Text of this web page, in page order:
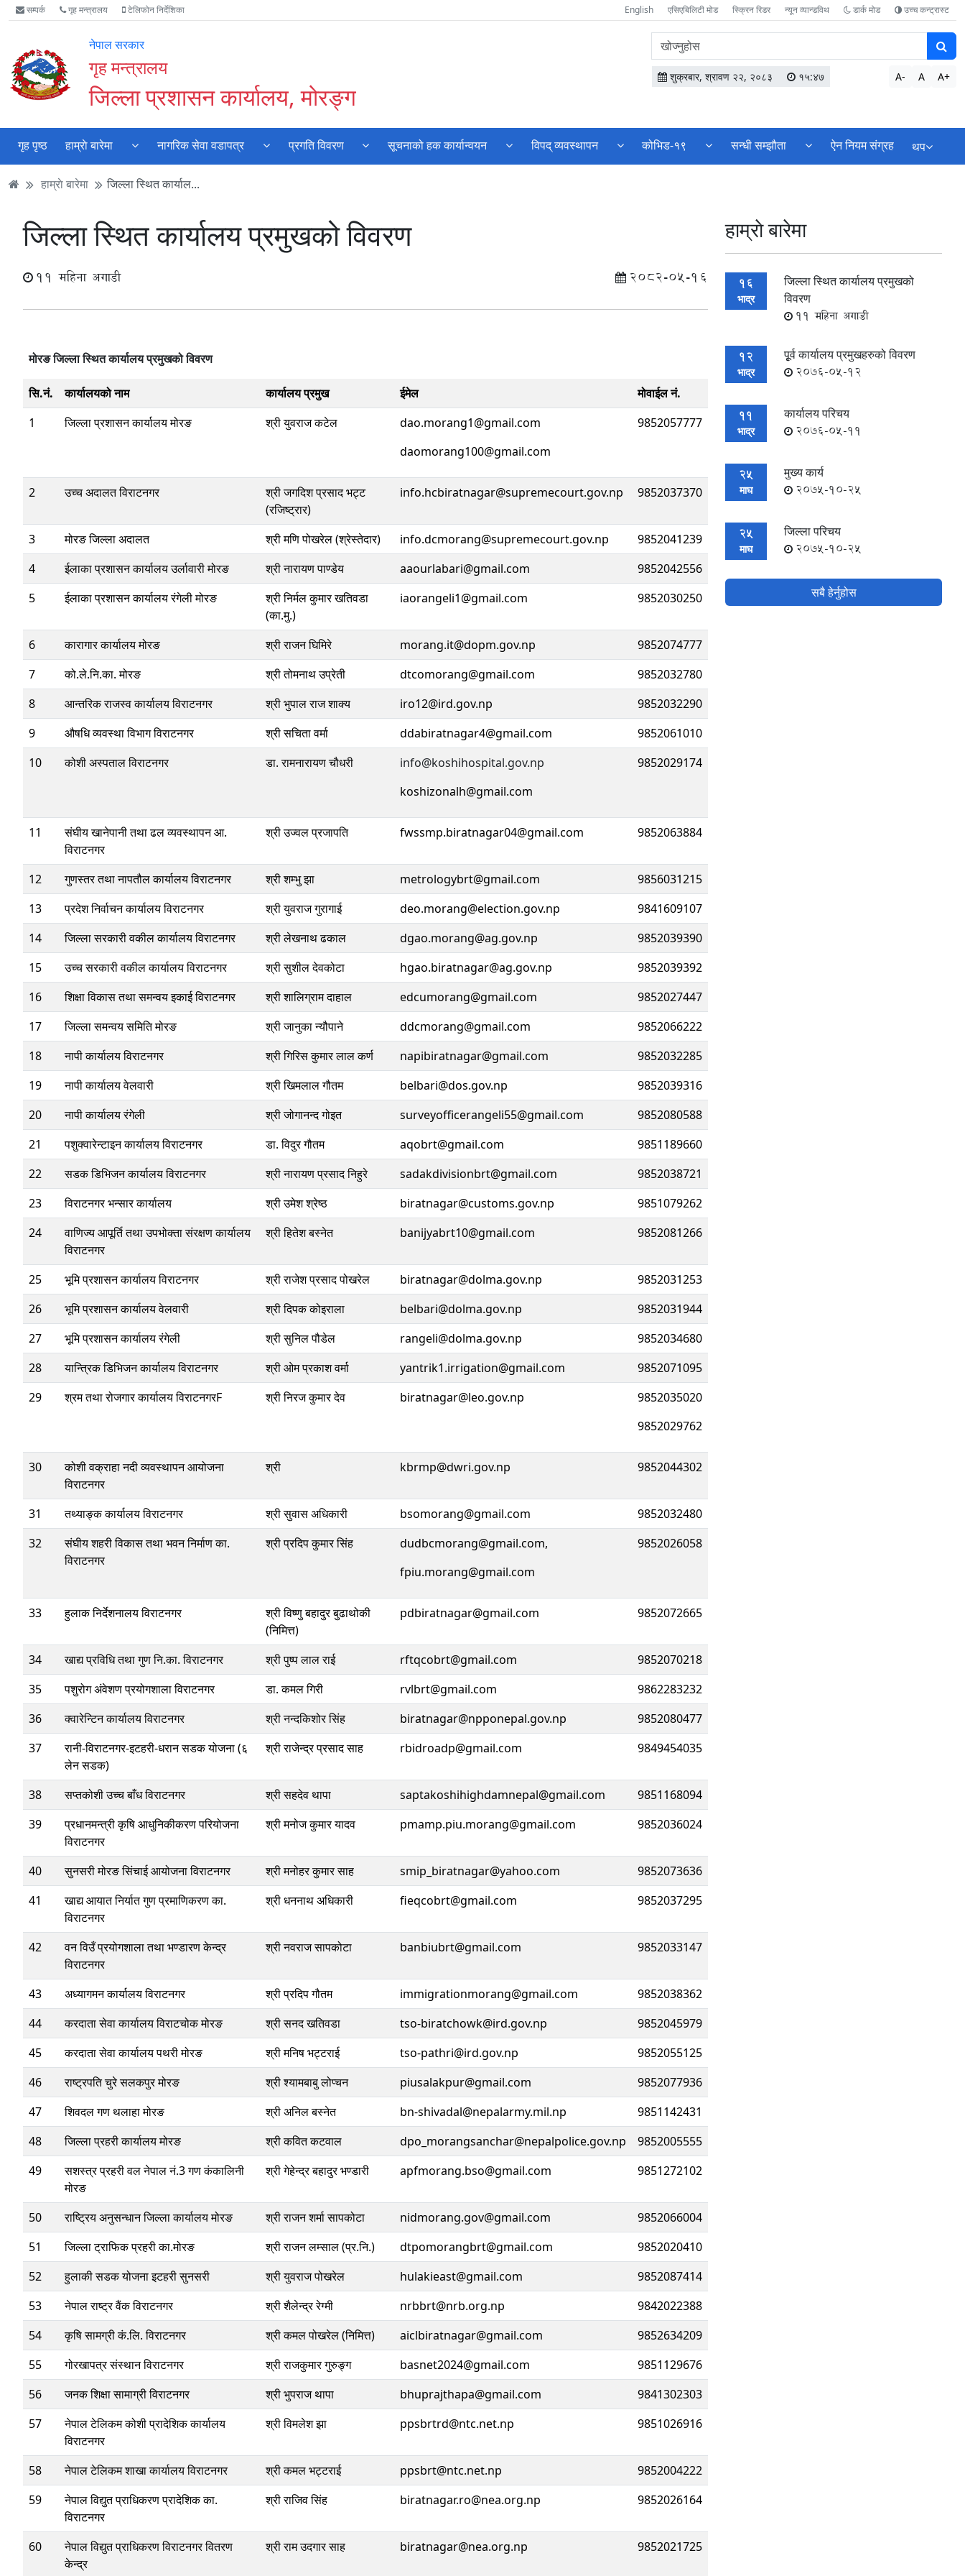
Accessibility
Mode
गर्नुहोस्
मुख्य
सामाग्री
मुख्य
नेभिगेसन
वेबसाइट
खोजमा
सम्पर्क गृह मन्त्रालय टेलिफोन निर्देशिका English एसिएबिलिटी मोड स्क्रिन रिडर न्यून व्यान्डविथ डार्क मोड उच्च कन्ट्रास्ट
नेपाल सरकार
गृह मन्त्रालय
जिल्ला प्रशासन कार्यालय, मोरङ्ग
वेबसाइटमा
सामग्री
खोज्नुहोस
शुक्रबार, श्रावण २२, २०८३ १५:४७ A- A A+
गृह पृष्ठ हाम्राे बारेमा नागरिक सेवा वडापत्र प्रगति विवरण सूचनाको हक कार्यान्वयन विपद् व्यवस्थापन कोभिड-१९ सन्धी सम्झौता ऐन नियम संग्रह थप
हाम्राे बारेमा जिल्ला स्थित कार्याल...
जिल्ला स्थित कार्यालय प्रमुखको विवरण
11 महिना अगाडी 2082-05-16
मोरङ जिल्ला स्थित कार्यालय प्रमुखको विवरण
सि.नं. कार्यालयको नाम कार्यालय प्रमुख ईमेल
मोवाईल नं.
1
जिल्ला प्रशासन कार्यालय मोरङ श्री युवराज कटेल
dao.morang1@gmail.com
daomorang100@gmail.com
9852057777
2 उच्च अदालत विराटनगर
श्री जगदिश प्रसाद भट्ट
(रजिष्ट्रार)
info.hcbiratnagar@supremecourt.gov.np 9852037370
3 मोरङ जिल्ला अदालत श्री मणि पोखरेल (श्रेस्तेदार) info.dcmorang@supremecourt.gov.np
9852041239
4
ईलाका प्रशासन कार्यालय उर्लावारी मोरङ श्री नारायण पाण्डेय aaourlabari@gmail.com
9852042556
5
ईलाका प्रशासन कार्यालय रंगेली मोरङ
श्री निर्मल कुमार खतिवडा
(का.मु.)
iaorangeli1@gmail.com 9852030250
6 कारागार कार्यालय मोरङ श्री राजन घिमिरे morang.it@dopm.gov.np
9852074777
7
को.ले.नि.का. मोरङ श्री तोमनाथ उप्रेती dtcomorang@gmail.com
9852032780
8
आन्तरिक राजस्व कार्यालय विराटनगर श्री भुपाल राज शाक्य iro12@ird.gov.np
9852032290
9
औषधि व्यवस्था विभाग विराटनगर श्री सचिता वर्मा ddabiratnagar4@gmail.com
9852061010
10
कोशी अस्पताल विराटनगर डा. रामनारायण चौधरी
info@koshihospital.gov.np
koshizonalh@gmail.com
9852029174
11
संघीय खानेपानी तथा ढल व्यवस्थापन आ.
विराटनगर
श्री उज्वल प्रजापति fwssmp.biratnagar04@gmail.com 9852063884
12 गुणस्तर तथा नापतौल कार्यालय विराटनगर श्री शम्भु झा metrologybrt@gmail.com
9856031215
13
प्रदेश निर्वाचन कार्यालय विराटनगर श्री युवराज गुरागाई deo.morang@election.gov.np
9841609107
14
जिल्ला सरकारी वकील कार्यालय विराटनगर श्री लेखनाथ ढकाल dgao.morang@ag.gov.np
9852039390
15
उच्च सरकारी वकील कार्यालय विराटनगर श्री सुशील देवकोटा hgao.biratnagar@ag.gov.np
9852039392
16
शिक्षा विकास तथा समन्वय इकाई विराटनगर श्री शालिग्राम दाहाल edcumorang@gmail.com
9852027447
17
जिल्ला समन्वय समिति मोरङ श्री जानुका न्यौपाने ddcmorang@gmail.com
9852066222
18
नापी कार्यालय विराटनगर श्री गिरिस कुमार लाल कर्ण napibiratnagar@gmail.com
9852032285
19
नापी कार्यालय वेलवारी श्री खिमलाल गौतम belbari@dos.gov.np
9852039316
20
नापी कार्यालय रंगेली श्री जोगानन्द गोइत surveyofficerangeli55@gmail.com
9852080588
21
पशुक्वारेन्टाइन कार्यालय विराटनगर डा. विदुर गौतम aqobrt@gmail.com
9851189660
22
सडक डिभिजन कार्यालय विराटनगर श्री नारायण प्रसाद निहुरे sadakdivisionbrt@gmail.com
9852038721
23
विराटनगर भन्सार कार्यालय श्री उमेश श्रेष्ठ biratnagar@customs.gov.np
9851079262
24
वाणिज्य आपूर्ति तथा उपभोक्ता संरक्षण कार्यालय
विराटनगर
श्री हितेश बस्नेत banijyabrt10@gmail.com 9852081266
25 भूमि प्रशासन कार्यालय विराटनगर श्री राजेश प्रसाद पोखरेल biratnagar@dolma.gov.np
9852031253
26
भूमि प्रशासन कार्यालय वेलवारी श्री दिपक कोइराला belbari@dolma.gov.np
9852031944
27
भूमि प्रशासन कार्यालय रंगेली श्री सुनिल पौडेल rangeli@dolma.gov.np
9852034680
28
यान्त्रिक डिभिजन कार्यालय विराटनगर श्री ‍ओम प्रकाश वर्मा yantrik1.irrigation@gmail.com
9852071095
29
श्रम तथा रोजगार कार्यालय विराटनगरF श्री निरज कुमार देव biratnagar@leo.gov.np
9852035020
9852029762
30
कोशी वक्राहा नदी व्यवस्थापन आयोजना
विराटनगर
श्री kbrmp@dwri.gov.np 9852044302
31 तथ्याङ्क कार्यालय विराटनगर श्री सुवास अधिकारी bsomorang@gmail.com
9852032480
32
संघीय शहरी विकास तथा भवन निर्माण का.
विराटनगर
श्री प्रदिप कुमार सिंह
dudbcmorang@gmail.com,
fpiu.morang@gmail.com
9852026058
33 हुलाक निर्देशनालय विराटनगर
श्री विष्णु बहादुर बुढाथोकी
(निमित्त)
pdbiratnagar@gmail.com 9852072665
34 खाद्य प्रविधि तथा गुण नि.का. विराटनगर श्री पुष्प लाल राई rftqcobrt@gmail.com
9852070218
35
पशुरोग अंवेशण प्रयोगशाला विराटनगर डा. कमल गिरी rvlbrt@gmail.com
9862283232
36
क्वारेन्टिन कार्यालय विराटनगर श्री नन्दकिशोर सिंह biratnagar@npponepal.gov.np
9852080477
37
रानी-विराटनगर-इटहरी-धरान सडक योजना (६
लेन सडक)
श्री राजेन्द्र प्रसाद साह rbidroadp@gmail.com 9849454035
38 सप्तकोशी उच्च बाँध विराटनगर श्री सहदेव थापा saptakoshihighdamnepal@gmail.com
9851168094
39
प्रधानमन्त्री कृषि आधुनिकीकरण परियोजना
विराटनगर
श्री मनोज कुमार यादव pmamp.piu.morang@gmail.com 9852036024
40 सुनसरी मोरङ सिंचाई आयोजना विराटनगर श्री मनोहर कुमार साह smip_biratnagar@yahoo.com
9852073636
41
खाद्य आयात निर्यात गुण प्रमाणिकरण का.
विराटनगर
श्री धननाथ अधिकारी fieqcobrt@gmail.com 9852037295
42
वन विउँ प्रयोगशाला तथा भण्डारण केन्द्र
विराटनगर
श्री नवराज सापकोटा banbiubrt@gmail.com 9852033147
43 अध्यागमन कार्यालय विराटनगर श्री प्रदिप गौतम immigrationmorang@gmail.com
9852038362
44
करदाता सेवा कार्यालय विराटचोक मोरङ श्री सनद खतिवडा tso-biratchowk@ird.gov.np
9852045979
45
करदाता सेवा कार्यालय पथरी मोरङ श्री मनिष भट्टराई tso-pathri@ird.gov.np
9852055125
46
राष्ट्रपति चुरे सलकपुर मोरङ श्री श्यामबाबु लोप्चन piusalakpur@gmail.com
9852077936
47
शिवदल गण थलाहा मोरङ श्री अनिल बस्नेत bn-shivadal@nepalarmy.mil.np
9851142431
48
जिल्ला प्रहरी कार्यालय मोरङ श्री कवित कटवाल dpo_morangsanchar@nepalpolice.gov.np
9852005555
49
सशस्त्र प्रहरी वल नेपाल नं.3 गण कंकालिनी
मोरङ
श्री गेहेन्द्र बहादुर भण्डारी apfmorang.bso@gmail.com 9851272102
50 राष्ट्रिय अनुसन्धान जिल्ला कार्यालय मोरङ श्री राजन शर्मा सापकोटा nidmorang.gov@gmail.com
9852066004
51
जिल्ला ट्राफिक प्रहरी का.मोरङ श्री राजन लम्साल (प्र.नि.) dtpomorangbrt@gmail.com
9852020410
52
हुलाकी सडक योजना इटहरी सुनसरी श्री युवराज पोखरेल hulakieast@gmail.com
9852087414
53
नेपाल राष्ट्र वैंक विराटनगर श्री शैलेन्द्र रेग्मी nrbbrt@nrb.org.np
9842022388
54
कृषि सामग्री कं.लि. विराटनगर श्री कमल पोखरेल (निमित्त) aiclbiratnagar@gmail.com
9852634209
55
गोरखापत्र संस्थान विराटनगर श्री राजकुमार गुरुङ्ग basnet2024@gmail.com
9851129676
56
जनक शिक्षा सामाग्री विराटनगर श्री भुपराज थापा bhuprajthapa@gmail.com
9841302303
57
नेपाल टेलिकम कोशी प्रादेशिक कार्यालय
विराटनगर
श्री विमलेश झा ppsbrtrd@ntc.net.np 9851026916
58 नेपाल टेलिकम शाखा कार्यालय विराटनगर श्री कमल भट्टराई ppsbrt@ntc.net.np
9852004222
59
नेपाल विद्युत प्राधिकरण प्रादेशिक का.
विराटनगर
श्री राजिव सिंह biratnagar.ro@nea.org.np 9852026164
60
नेपाल विद्युत प्राधिकरण विराटनगर वितरण
केन्द्र
श्री राम उदगार साह biratnagar@nea.org.np 9852021725
हाम्राे बारेमा
16
भाद्र
जिल्ला स्थित कार्यालय प्रमुखको
विवरण
11 महिना अगाडी
12
भाद्र
पूृर्व कार्यालय प्रमुखहरुको विवरण
2076-05-12
11
भाद्र
कार्यालय परिचय
2076-05-11
25
माघ
मुख्य कार्य
2075-10-25
25
माघ
जिल्ला परिचय
2075-10-25
सबै हेर्नुहोस